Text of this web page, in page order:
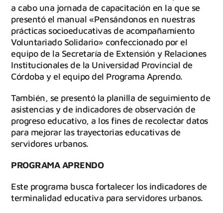
a cabo una jornada de capacitación en la que se
presentó el manual «Pensándonos en nuestras
prácticas socioeducativas de acompañamiento
Voluntariado Solidario» confeccionado por el
equipo de la Secretaría de Extensión y Relaciones
Institucionales de la Universidad Provincial de
Córdoba y el equipo del Programa Aprendo.
También, se presentó la planilla de seguimiento de
asistencias y de indicadores de observación de
progreso educativo, a los fines de recolectar datos
para mejorar las trayectorias educativas de
servidores urbanos.
PROGRAMA APRENDO
Este programa busca fortalecer los indicadores de
terminalidad educativa para servidores urbanos.